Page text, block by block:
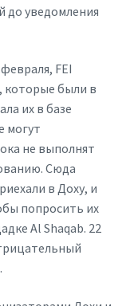
до уведомления
FEI
которые были в
их в базе
могут
не выполнят
Сюда
в Доху, и
попросить их
Al Shaqab. 22